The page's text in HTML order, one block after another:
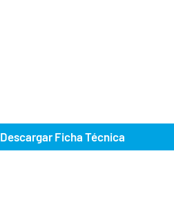
Descargar Ficha Técnica